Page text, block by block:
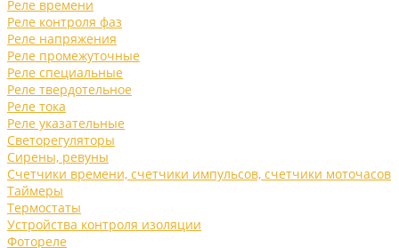
Реле времени
Реле контроля фаз
Реле напряжения
Реле промежуточные
Реле специальные
Реле твердотельное
Реле тока
Реле указательные
Светорегуляторы
Сирены, ревуны
Счетчики времени, счетчики импульсов, счетчики моточасов
Таймеры
Термостаты
Устройства контроля изоляции
Фотореле